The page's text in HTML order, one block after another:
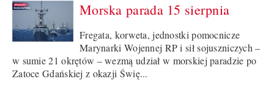
Morska parada 15 sierpnia
Fregata, korweta, jednostki pomocnicze
Marynarki Wojennej RP i sił sojuszniczych –
w sumie 21 okrętów – wezmą udział w morskiej paradzie po
Zatoce Gdańskiej z okazji Świę...